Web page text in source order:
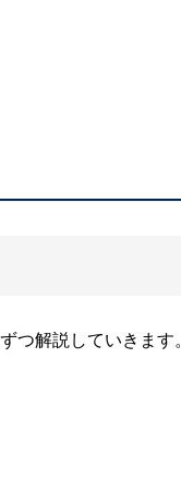
つ解説していきます。